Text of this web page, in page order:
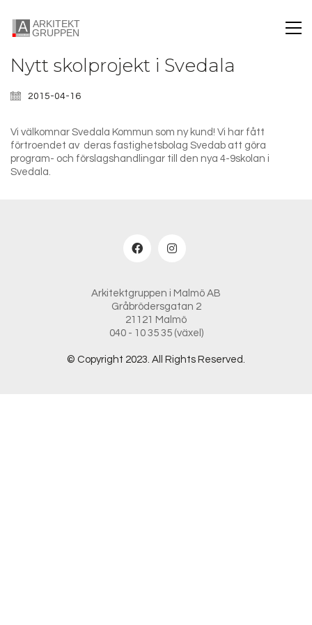
Nytt skolprojekt i Svedala
2015-04-16
Vi välkomnar Svedala Kommun som ny kund! Vi har fått
förtroendet av deras fastighetsbolag Svedab att göra
program- och förslagshandlingar till den nya 4-9skolan i
Svedala.
Arkitektgruppen i Malmö AB
Gråbrödersgatan 2
21121 Malmö
040 - 10 35 35 (växel)
© Copyright 2023. All Rights Reserved.